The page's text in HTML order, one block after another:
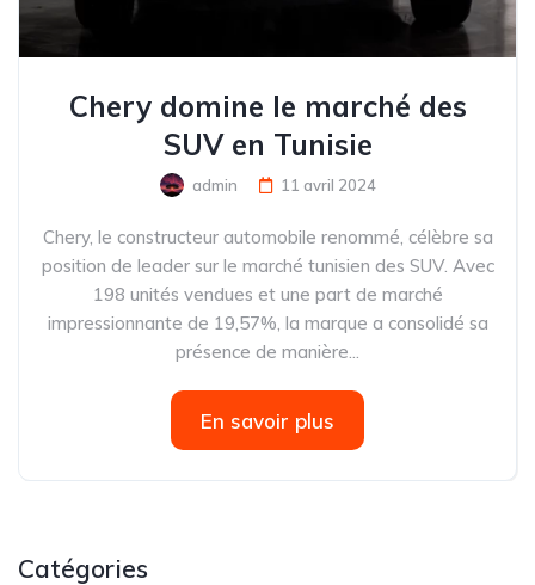
Chery domine le marché des
SUV en Tunisie
admin 11 avril 2024
Chery, le constructeur automobile renommé, célèbre sa
position de leader sur le marché tunisien des SUV. Avec
198 unités vendues et une part de marché
impressionnante de 19,57%, la marque a consolidé sa
présence de manière...
En savoir plus
Catégories